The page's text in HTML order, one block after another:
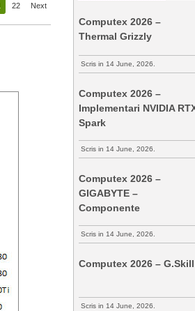
22 Next
Computex 2026 –
Thermal Grizzly
Scris in 14 June, 2026.
Computex 2026 –
Implementari NVIDIA
Spark
Scris in 14 June, 2026.
Computex 2026 –
GIGABYTE –
Componente
Scris in 14 June, 2026.
Computex 2026 – G.Skill
Scris in 14 June, 2026.